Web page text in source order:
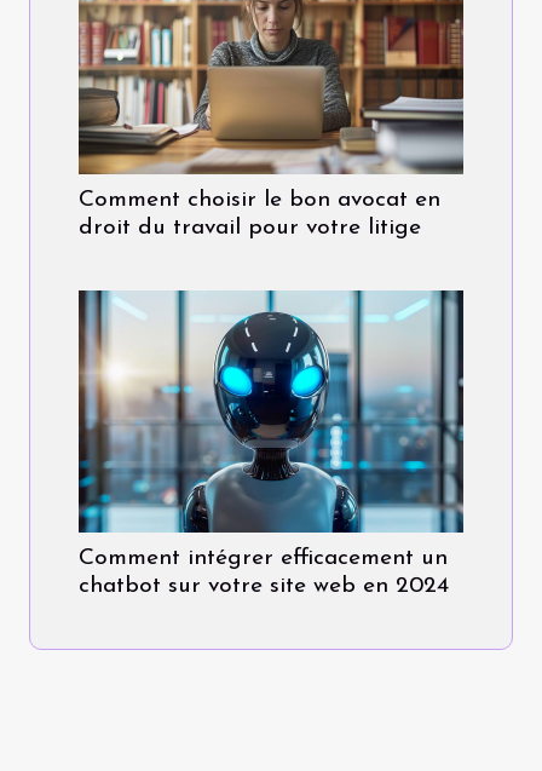
Comment choisir le bon avocat en
droit du travail pour votre litige
Comment intégrer efficacement un
chatbot sur votre site web en 2024